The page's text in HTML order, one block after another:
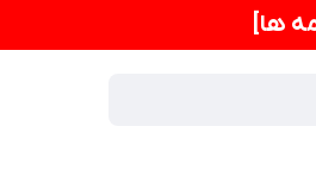
ها]